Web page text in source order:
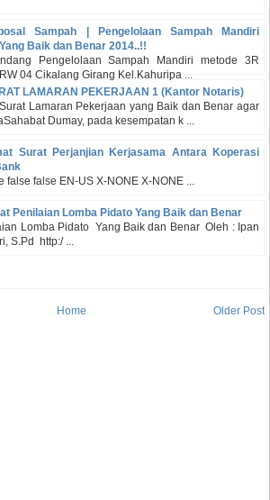
Sampah | Pengelolaan Sampah Mandiri
Baik dan Benar 2014..!!
Pengelolaan Sampah Mandiri metode 3R
04 Cikalang Girang Kel.Kahuripa ...
LAMARAN PEKERJAAN 1 (Kantor Notaris)
Lamaran Pekerjaan yang Baik dan Benar agar
Dumay, pada kesempatan k ...
Surat Perjanjian Kerjasama Antara Koperasi
false false EN-US X-NONE X-NONE ...
Penilaian Lomba Pidato Yang Baik dan Benar
Lomba Pidato Yang Baik dan Benar Oleh : Ipan
S.Pd http:/ ...
Older Post
Home